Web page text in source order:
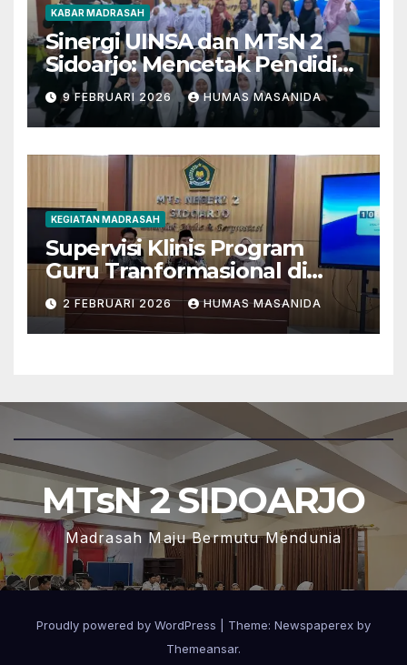
KABAR MADRASAH
Sinergi UINSA dan MTsN 2
Sidoarjo: Mencetak Pendidik
Berkarakter Menghadapi
Tantangan Zaman
9 FEBRUARI 2026 HUMAS MASANIDA
KEGIATAN MADRASAH
Supervisi Klinis Program
Guru Tranformasional di
MTsN 2 Sidoarjo
2 FEBRUARI 2026 HUMAS MASANIDA
MTsN 2 SIDOARJO
Madrasah Maju Bermutu Mendunia
Proudly powered by WordPress
Theme: Newspaperex by
Themeansar.